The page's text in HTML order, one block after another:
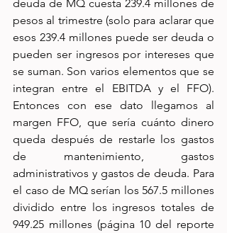
deuda de MQ cuesta 239.4 millones de
pesos al trimestre (solo para aclarar que
esos 239.4 millones puede ser deuda o
pueden ser ingresos por intereses que
se suman. Son varios elementos que se
integran entre el EBITDA y el FFO).
Entonces con ese dato llegamos al
margen FFO, que sería cuánto dinero
queda después de restarle los gastos
de mantenimiento, gastos
administrativos y gastos de deuda. Para
el caso de MQ serían los 567.5 millones
dividido entre los ingresos totales de
949.25 millones (página 10 del reporte